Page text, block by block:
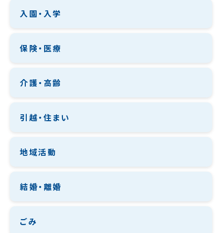
入園・入学
保険・医療
介護・高齢
引越・住まい
地域活動
結婚・離婚
ごみ